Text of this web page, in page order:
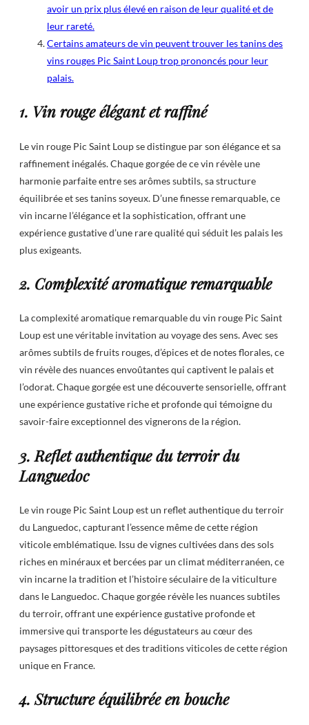
avoir un prix plus élevé en raison de leur qualité et de
leur rareté.
Certains amateurs de vin peuvent trouver les tanins des
vins rouges Pic Saint Loup trop prononcés pour leur
palais.
1. Vin rouge élégant et raffiné
Le vin rouge Pic Saint Loup se distingue par son élégance et sa
raffinement inégalés. Chaque gorgée de ce vin révèle une
harmonie parfaite entre ses arômes subtils, sa structure
équilibrée et ses tanins soyeux. D’une finesse remarquable, ce
vin incarne l’élégance et la sophistication, offrant une
expérience gustative d’une rare qualité qui séduit les palais les
plus exigeants.
2. Complexité aromatique remarquable
La complexité aromatique remarquable du vin rouge Pic Saint
Loup est une véritable invitation au voyage des sens. Avec ses
arômes subtils de fruits rouges, d’épices et de notes florales, ce
vin révèle des nuances envoûtantes qui captivent le palais et
l’odorat. Chaque gorgée est une découverte sensorielle, offrant
une expérience gustative riche et profonde qui témoigne du
savoir-faire exceptionnel des vignerons de la région.
3. Reflet authentique du terroir du
Languedoc
Le vin rouge Pic Saint Loup est un reflet authentique du terroir
du Languedoc, capturant l’essence même de cette région
viticole emblématique. Issu de vignes cultivées dans des sols
riches en minéraux et bercées par un climat méditerranéen, ce
vin incarne la tradition et l’histoire séculaire de la viticulture
dans le Languedoc. Chaque gorgée révèle les nuances subtiles
du terroir, offrant une expérience gustative profonde et
immersive qui transporte les dégustateurs au cœur des
paysages pittoresques et des traditions viticoles de cette région
unique en France.
4. Structure équilibrée en bouche